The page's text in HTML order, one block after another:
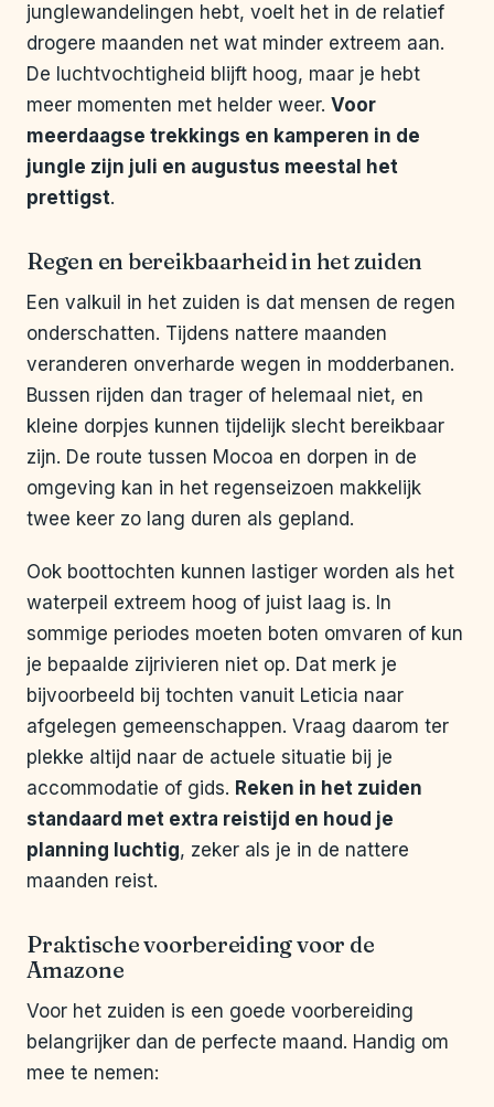
junglewandelingen hebt, voelt het in de relatief
drogere maanden net wat minder extreem aan.
De luchtvochtigheid blijft hoog, maar je hebt
meer momenten met helder weer. Voor
meerdaagse trekkings en kamperen in de
jungle zijn juli en augustus meestal het
prettigst.
Regen en bereikbaarheid in het zuiden
Een valkuil in het zuiden is dat mensen de regen
onderschatten. Tijdens nattere maanden
veranderen onverharde wegen in modderbanen.
Bussen rijden dan trager of helemaal niet, en
kleine dorpjes kunnen tijdelijk slecht bereikbaar
zijn. De route tussen Mocoa en dorpen in de
omgeving kan in het regenseizoen makkelijk
twee keer zo lang duren als gepland.
Ook boottochten kunnen lastiger worden als het
waterpeil extreem hoog of juist laag is. In
sommige periodes moeten boten omvaren of kun
je bepaalde zijrivieren niet op. Dat merk je
bijvoorbeeld bij tochten vanuit Leticia naar
afgelegen gemeenschappen. Vraag daarom ter
plekke altijd naar de actuele situatie bij je
accommodatie of gids. Reken in het zuiden
standaard met extra reistijd en houd je
planning luchtig, zeker als je in de nattere
maanden reist.
Praktische voorbereiding voor de
Amazone
Voor het zuiden is een goede voorbereiding
belangrijker dan de perfecte maand. Handig om
mee te nemen: